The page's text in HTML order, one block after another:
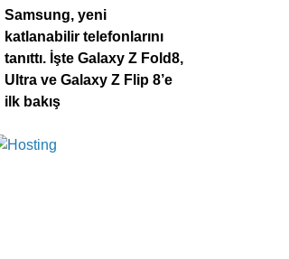
Samsung, yeni
katlanabilir telefonlarını
tanıttı. İşte Galaxy Z Fold8,
Ultra ve Galaxy Z Flip 8’e
ilk bakış